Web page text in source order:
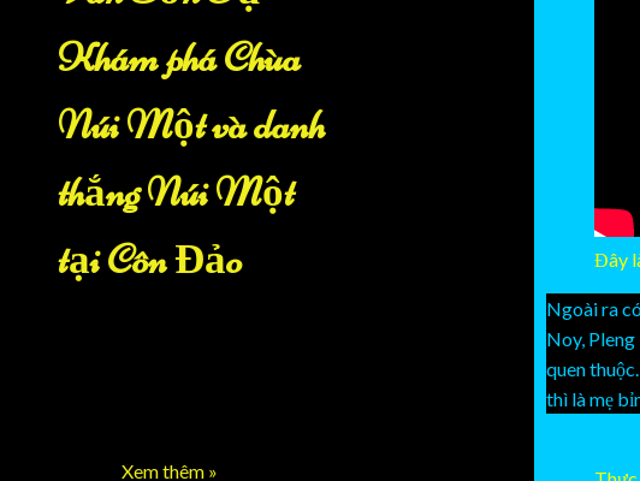
Đây
Ngoài ra
Noy, Pleng
quen
thì là mẹ
Khám phá Chùa
Núi Một và danh
thắng Núi Một
tại Côn Đảo
Xem thêm »